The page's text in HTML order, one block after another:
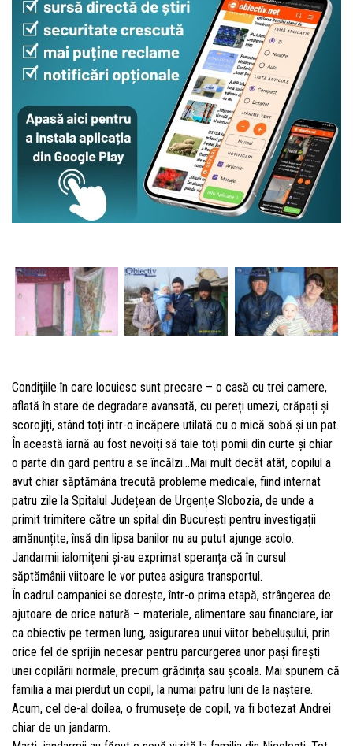
Condițiile în care locuiesc sunt precare – o casă cu trei camere,
aflată în stare de degradare avansată, cu pereți umezi, crăpați și
scorojiți, stând toți într-o încăpere utilată cu o mică sobă și un pat.
În această iarnă au fost nevoiți să taie toți pomii din curte și chiar
o parte din gard pentru a se încălzi…Mai mult decât atât, copilul a
avut chiar săptămâna trecută probleme medicale, fiind internat
patru zile la Spitalul Județean de Urgențe Slobozia, de unde a
primit trimitere către un spital din București pentru investigații
amănunțite, însă din lipsa banilor nu au putut ajunge acolo.
Jandarmii ialomițeni și-au exprimat speranța că în cursul
săptămânii viitoare le vor putea asigura transportul.
În cadrul campaniei se dorește, într-o prima etapă, strângerea de
ajutoare de orice natură – materiale, alimentare sau financiare, iar
ca obiectiv pe termen lung, asigurarea unui viitor bebelușului, prin
orice fel de sprijin necesar pentru parcurgerea unor pași firești
unei copilării normale, precum grădinița sau școala. Mai spunem că
familia a mai pierdut un copil, la numai patru luni de la naștere.
Acum, cel de-al doilea, o frumusețe de copil, va fi botezat Andrei
chiar de un jandarm.